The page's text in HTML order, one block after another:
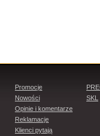
Promocje
Nowości
Opinie i komentarze
Reklamacje
Klienci pytają
SKL